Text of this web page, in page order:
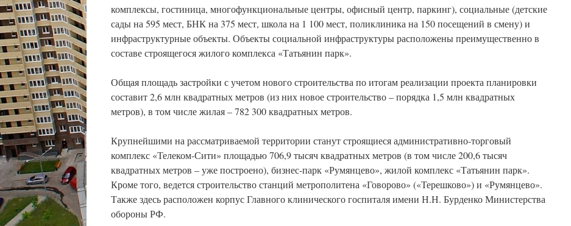
комплексы, гостиница, многофункциональные центры, офисный центр, паркинг), социальные (детские
сады на 595 мест, БНК на 375 мест, школа на 1 100 мест, поликлиника на 150 посещений в смену) и
инфраструктурные объекты. Объекты социальной инфраструктуры расположены преимущественно в
составе строящегося жилого комплекса «Татьянин парк».
Общая площадь застройки с учетом нового строительства по итогам реализации проекта планировки
составит 2,6 млн квадратных метров (из них новое строительство – порядка 1,5 млн квадратных
метров), в том числе жилая – 782 300 квадратных метров.
Крупнейшими на рассматриваемой территории станут строящиеся административно-торговый
комплекс «Телеком-Сити» площадью 706,9 тысяч квадратных метров (в том числе 200,6 тысяч
квадратных метров – уже построено), бизнес-парк «Румянцево», жилой комплекс «Татьянин парк».
Кроме того, ведется строительство станций метрополитена «Говорово» («Терешково») и «Румянцево».
Также здесь расположен корпус Главного клинического госпиталя имени Н.Н. Бурденко Министерства
обороны РФ.